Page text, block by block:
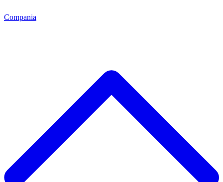
Compania